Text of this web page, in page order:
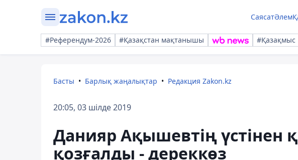
СаясатӘлем
#Референдум-2026 #Қазақстан мақтанышы #Қазақмыс
Басты Барлық жаңалықтар Редакция Zakon.kz
20:05, 03 шілде 2019
Данияр Ақышевтің үстінен
қозғалды - дереккөз